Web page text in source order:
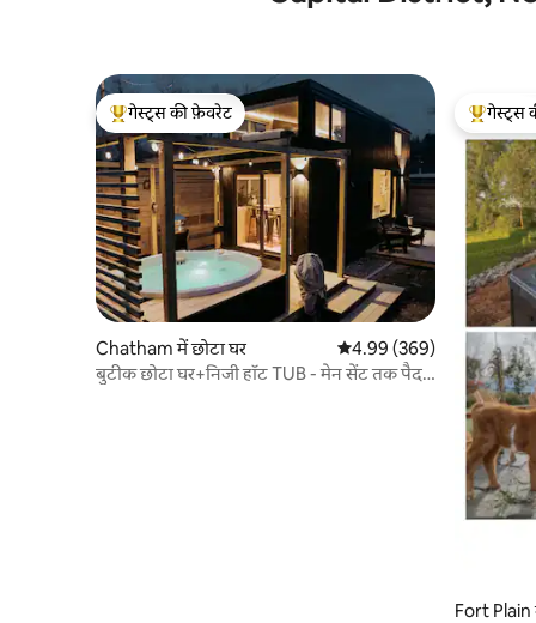
गेस्ट्स का टॉप फ़ेवरेट
गेस्ट्स की फ़ेवरेट
Chatham में छोटा घर औसत रेटिंग 5 में से 4.99, 369
4.99 (369)
बुटीक छोटा घर+निजी हॉट TUB - मेन सेंट तक पैदल
गेस्ट्स का
गेस्ट्स
Fort Plain